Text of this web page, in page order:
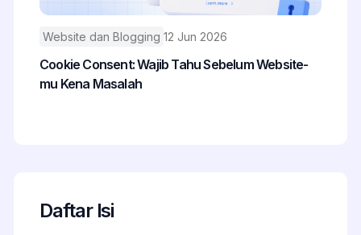
Website dan Blogging 12 Jun 2026
Cookie Consent: Wajib Tahu Sebelum Website-
mu Kena Masalah
Daftar Isi